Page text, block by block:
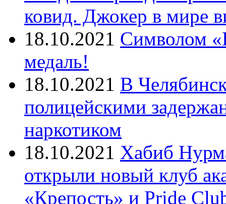
ковид. Джокер в мире
18.10.2021 Символом
медаль!
18.10.2021 В
полицейскими
наркотиком
18.10.2021 Хабиб
открыли новый клуб
«Крепость» и Pride